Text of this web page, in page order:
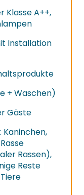
Klasse A++,
Installation
+ Waschen)
Gäste
Kaninchen,
Rassen),
Reste